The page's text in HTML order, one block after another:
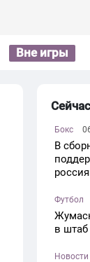
Вне игры
Бокс
В
Футбол
в штаб
Новости